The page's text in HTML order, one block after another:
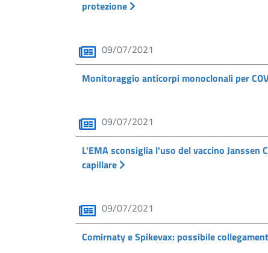
protezione
09/07/2021
Monitoraggio anticorpi monoclonali per
09/07/2021
L'EMA sconsiglia l'uso del vaccino
capillare
09/07/2021
Comirnaty e Spikevax: possibile